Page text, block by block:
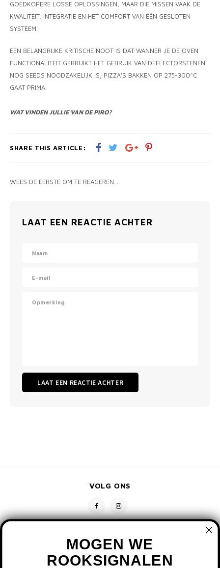
GOEDKOPERE LOSSE OPLOSSINGEN, MAAR DIE MISSEN VAAK DE
KWALITEIT, INTEGRATIE EN HET COMFORT VAN ÉÉN GESLOTEN
SYSTEEM.
EEN BELANGRIJKE KRITISCHE NOOT IS DAT WANNER JE DE OVEN
FUNCTIONALITEIT GEBRUIKT HET GEBRUIK VAN DEFLECTORSTENEN
NOG SEEDS NOODZAKELIJK IS, PIZZA'S BAKKEN OP 275-300ºC
GAAT PRIMA.
WAT VINDEN JULLIE VAN DE PIRO?
SHARE THIS ARTICLE:
WEES DE EERSTE OM TE REAGEREN...
LAAT EEN REACTIE ACHTER
LAAT EEN REACTIE ACHTER
VOLG ONS
MOGEN WE
ROOKSIGNALEN